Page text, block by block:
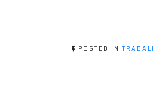
POSTED IN